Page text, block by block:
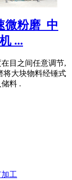
微粉磨_中
...
目之间任意调节,
将大块物料经锤式
料 .
工